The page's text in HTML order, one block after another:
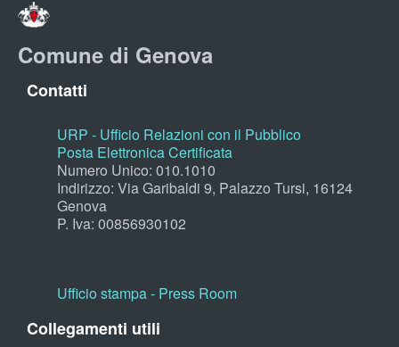
Comune di Genova
Contatti
URP - Ufficio Relazioni con il Pubblico
Posta Elettronica Certificata
Numero Unico: 010.1010
Indirizzo: Via Garibaldi 9, Palazzo Tursi, 16124
Genova
P. Iva: 00856930102
Ufficio stampa - Press Room
Collegamenti utili